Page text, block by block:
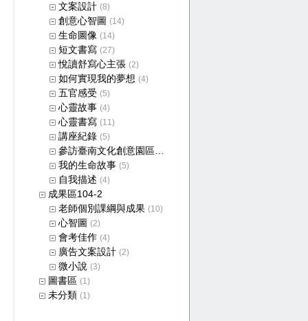
文案設計 (8)
創意心智圖 (14)
生命圖像 (14)
短文書寫 (27)
悅讀舒寫心主張 (2)
如何實現我的夢想 (4)
五官感受 (5)
心靈故事 (4)
心靈書寫 (11)
講座紀錄 (5)
參訪臺南文化創意園區成果
我的生命故事 (5)
自我描述 (4)
成果區104-2
老師個別課綱與成果 (10)
心智圖 (2)
會考佳作 (4)
廣告文案設計 (2)
微小說 (3)
圖書區 (1)
未分類 (1)